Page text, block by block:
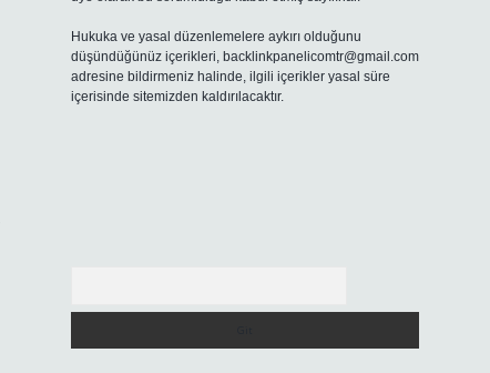
Hukuka ve yasal düzenlemelere aykırı olduğunu
düşündüğünüz içerikleri, backlinkpanelicomtr@gmail.com
adresine bildirmeniz halinde, ilgili içerikler yasal süre
içerisinde sitemizden kaldırılacaktır.